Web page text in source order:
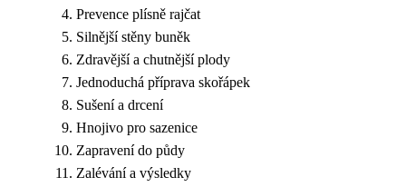
Prevence plísně rajčat
Silnější stěny buněk
Zdravější a chutnější plody
Jednoduchá příprava skořápek
Sušení a drcení
Hnojivo pro sazenice
Zapravení do půdy
Zalévání a výsledky